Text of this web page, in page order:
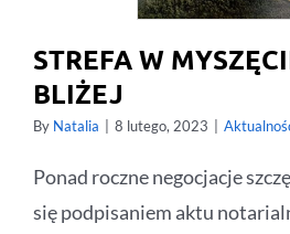
STREFA W
BLIŻEJ
By Natalia 8 lutego, 2023
Ponad roczne negocjacje
się podpisaniem aktu